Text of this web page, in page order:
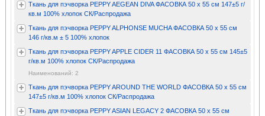
Ткань для пэчворка PEPPY AEGEAN DIVA ФАСОВКА 50 x 55 см 147±5 г/
кв.м 100% хлопок СК/Распродажа
Ткань для пэчворка PEPPY ALPHONSE MUCHA ФАСОВКА 50 x 55 см
146 г/кв.м ± 5 100% хлопок
Ткань для пэчворка PEPPY APPLE CIDER 11 ФАСОВКА 50 x 55 см 145±5
г/кв.м 100% хлопок СК/Распродажа
Наименований: 2
Ткань для пэчворка PEPPY AROUND THE WORLD ФАСОВКА 50 x 55 см
147±5 г/кв.м 100% хлопок СК/Распродажа
Ткань для пэчворка PEPPY ASIAN LEGACY 2 ФАСОВКА 50 x 55 см